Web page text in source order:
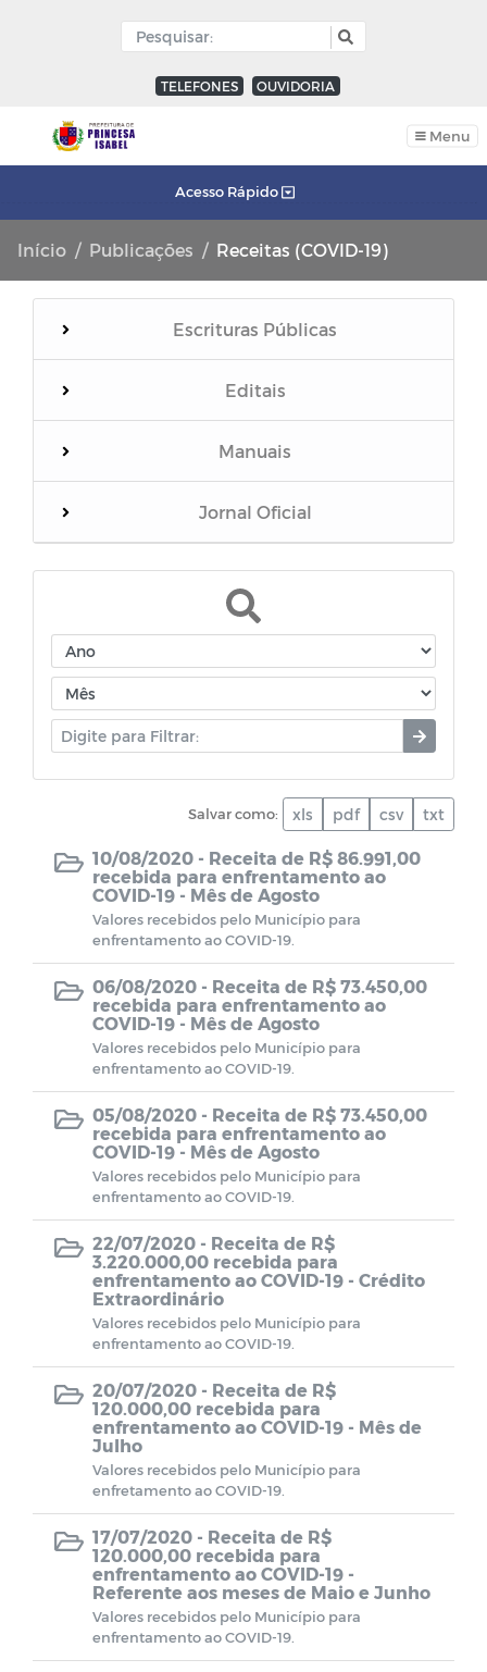
TELEFONES OUVIDORIA
Menu
Acesso Rápido
Início Publicações Receitas (COVID-19)
Escrituras Públicas
Editais
Manuais
Jornal Oficial
WebMail
Dívida Ativa do Município
Documentos diversos
Dados da Vacinação contra COVID-19
CPL - Relatórios de visitas
EDITAIS - LEI PAULO GUSTAVO
CMDCA
Resoluções e Atas
EDITAIS - LEI ALDIR BLANC
Despesas (COVID-19)
Receitas (COVID-19)
Termos de Adesão
Termos de permissão de uso
Formulários de Cadastros
Transição de Governo 2024-2025
Salvar como: xls pdf csv txt
10/08/2020 - Receita de R$ 86.991,00
recebida para enfrentamento ao
COVID-19 - Mês de Agosto
Valores recebidos pelo Município para
enfrentamento ao COVID-19.
06/08/2020 - Receita de R$ 73.450,00
recebida para enfrentamento ao
COVID-19 - Mês de Agosto
Valores recebidos pelo Município para
enfrentamento ao COVID-19.
05/08/2020 - Receita de R$ 73.450,00
recebida para enfrentamento ao
COVID-19 - Mês de Agosto
Valores recebidos pelo Município para
enfrentamento ao COVID-19.
22/07/2020 - Receita de R$
3.220.000,00 recebida para
enfrentamento ao COVID-19 - Crédito
Extraordinário
Valores recebidos pelo Município para
enfrentamento ao COVID-19.
20/07/2020 - Receita de R$
120.000,00 recebida para
enfrentamento ao COVID-19 - Mês de
Julho
Valores recebidos pelo Município para
enfretamento ao COVID-19.
17/07/2020 - Receita de R$
120.000,00 recebida para
enfrentamento ao COVID-19 -
Referente aos meses de Maio e Junho
Valores recebidos pelo Município para
enfrentamento ao COVID-19.